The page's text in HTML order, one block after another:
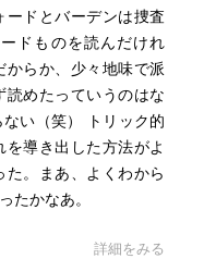
ドとバーデンは捜査
ドものを読んだけれ
からか、少々地味で派
めたっていうのはな
い（笑） トリック的
導き出した方法がよ
。まあ、よくわから
たかなあ。
詳細をみる